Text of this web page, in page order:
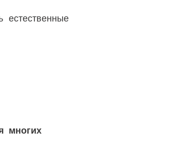
естественные
многих